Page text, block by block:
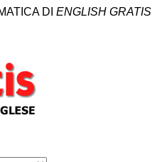
DI ENGLISH GRATIS